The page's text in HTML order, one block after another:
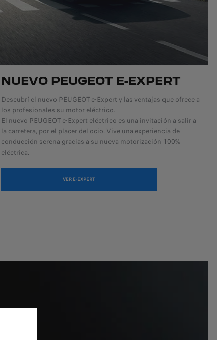
NUEVO PEUGEOT E-EXPERT
Descubrí el nuevo PEUGEOT e-Expert y las ventajas que ofrece a
los profesionales su motor eléctrico.
El nuevo PEUGEOT e-Expert eléctrico es una invitación a salir a
la carretera, por el placer del ocio. Vive una experiencia de
conducción serena gracias a su nueva motorización 100%
eléctrica.
VER E-EXPERT